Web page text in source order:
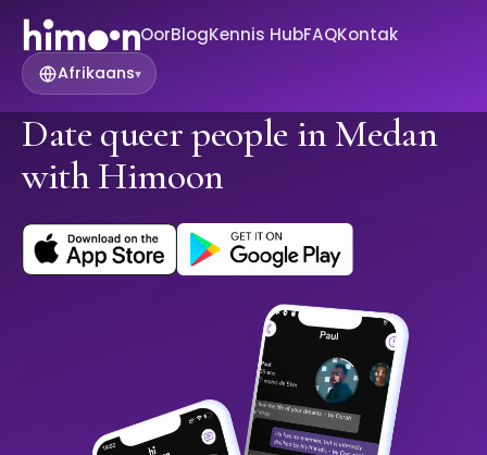
OorBlogKennis HubFAQKontak
Afrikaans▾
Date queer people in Medan
with Himoon